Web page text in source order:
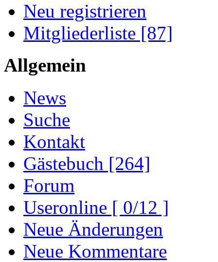
Neu registrieren
Mitgliederliste [87]
Allgemein
News
Suche
Kontakt
Gästebuch [264]
Forum
Useronline [ 0/12 ]
Neue Änderungen
Neue Kommentare